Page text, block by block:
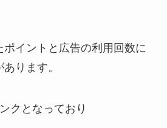
イントと広告の利用回数に
ります。
クとなっており